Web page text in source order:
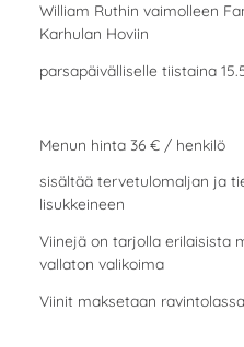
William Ruthin vaimolleen
Karhulan Hoviin
parsapäivälliselle tiistaina
Menun hinta 36 € / henkilö
sisältää tervetulomaljan ja
lisukkeineen
Viinejä on tarjolla erilaisista
vallaton valikoima
Viinit maksetaan